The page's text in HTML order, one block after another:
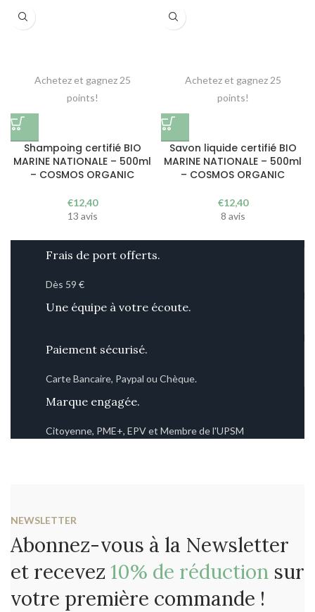
Achetez et gagnez 25
points!
Shampoing certifié BIO
MARINE NATIONALE – 500ml
– COSMOS ORGANIC
€12,40
13 avis
Achetez et gagnez 25
points!
Savon liquide certifié BIO
MARINE NATIONALE – 500ml
– COSMOS ORGANIC
€12,40
8 avis
Frais de port offerts.
Dès 59 €
Une équipe à votre écoute.
Paiement sécurisé.
Carte Bancaire, Paypal ou Chèque.
Marque engagée.
Citoyenne, PME+, EPV et Membre de l'UPSM
NEWSLETTER
Abonnez-vous à la Newsletter
et recevez 10% de réduction sur
votre première commande !